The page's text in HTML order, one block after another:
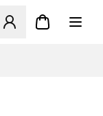
Modal til at